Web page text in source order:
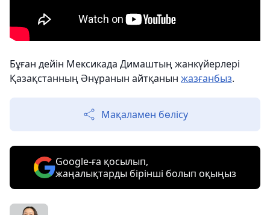
Бұған дейін Мексикада Димаштың жанкүйерлері
Қазақстанның Әнұранын айтқанын жазғанбыз.
Мақаламен бөлісу
Google-ға қосылып,
жаңалықтарды бірінші болып оқыңыз